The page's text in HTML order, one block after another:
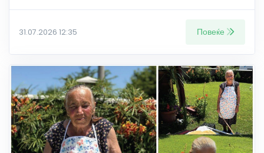
31.07.2026 12:35 Повеќе